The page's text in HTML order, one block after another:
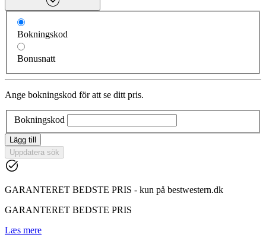
Bokningskod
Bonusnatt
Ange bokningskod för att se ditt pris.
Bokningskod
Lägg till
Uppdatera sök
GARANTERET BEDSTE PRIS - kun på bestwestern.dk
GARANTERET BEDSTE PRIS
Læs mere